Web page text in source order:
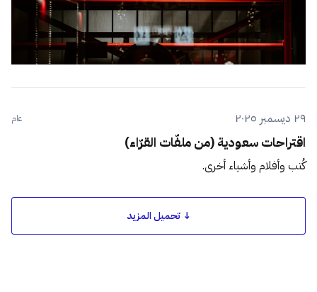
٢٩ ديسمبر ٢٠٢٥ عام
اقتراحات سعودية (من ملفّات القرّاء)
كُتب وأفلام وأشياء أخرى.
↓ تحميل المزيد